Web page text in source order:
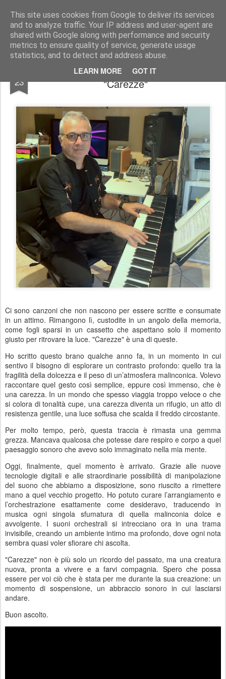
This site uses cookies from Google to deliver its services
and to analyze traffic. Your IP address and user-agent are
shared with Google along with performance and security
metrics to ensure quality of service, generate usage
statistics, and to detect and address abuse.
LEARN MORE GOT IT
Stefano Terraglia Creazioni
Pages
23
La rinascita di un’emozione: vi presento
"Carezze"
Ci sono canzoni che non nascono per essere scritte e consumate
in un attimo. Rimangono lì, custodite in un angolo della memoria,
come fogli sparsi in un cassetto che aspettano solo il momento
giusto per ritrovare la luce. "Carezze" è una di queste.
Ho scritto questo brano qualche anno fa, in un momento in cui
sentivo il bisogno di esplorare un contrasto profondo: quello tra la
fragilità della dolcezza e il peso di un’atmosfera malinconica. Volevo
raccontare quel gesto così semplice, eppure così immenso, che è
una carezza. In un mondo che spesso viaggia troppo veloce o che
si colora di tonalità cupe, una carezza diventa un rifugio, un atto di
resistenza gentile, una luce soffusa che scalda il freddo circostante.
Per molto tempo, però, questa traccia è rimasta una gemma
grezza. Mancava qualcosa che potesse dare respiro e corpo a quel
paesaggio sonoro che avevo solo immaginato nella mia mente.
Oggi, finalmente, quel momento è arrivato. Grazie alle nuove
tecnologie digitali e alle straordinarie possibilità di manipolazione
del suono che abbiamo a disposizione, sono riuscito a rimettere
mano a quel vecchio progetto. Ho potuto curare l’arrangiamento e
l’orchestrazione esattamente come desideravo, traducendo in
musica ogni singola sfumatura di quella malinconia dolce e
avvolgente. I suoni orchestrali si intrecciano ora in una trama
invisibile, creando un ambiente intimo ma profondo, dove ogni nota
sembra quasi voler sfiorare chi ascolta.
"Carezze" non è più solo un ricordo del passato, ma una creatura
nuova, pronta a vivere e a farvi compagnia. Spero che possa
essere per voi ciò che è stata per me durante la sua creazione: un
momento di sospensione, un abbraccio sonoro in cui lasciarsi
andare.
Buon ascolto.